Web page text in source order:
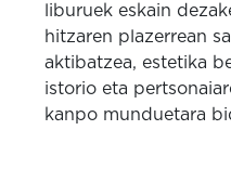
liburuek eskain
hitzaren plazerrean
aktibatzea, estetika
istorio eta
kanpo munduetara